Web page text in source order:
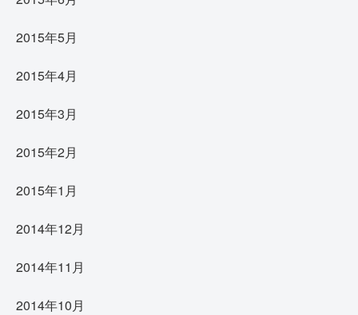
2015年5月
2015年4月
2015年3月
2015年2月
2015年1月
2014年12月
2014年11月
2014年10月